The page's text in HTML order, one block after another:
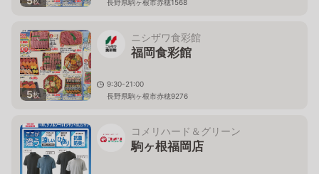
長野県駒ヶ根市赤穂1568
5枚
ニシザワ食彩館
福岡食彩館
9:30-21:00
長野県駒ヶ根市赤穂9276
コメリハード＆グリーン
駒ヶ根福岡店